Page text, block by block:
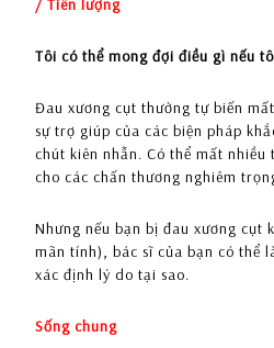
/ Tiên lượng
Tôi có thể mong đợi điều gì nếu
Đau xương cụt thường tự biến
sự trợ giúp của các biện pháp
chút kiên nhẫn. Có thể mất
cho các chấn thương nghiêm
Nhưng nếu bạn bị đau xương cụt
mãn tính), bác sĩ của bạn có thể
xác định lý do tại sao.
Sống chung